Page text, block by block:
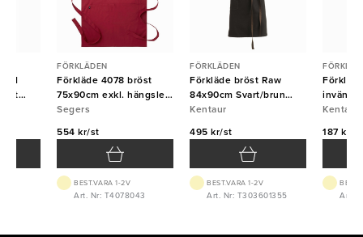
FÖRKLÄDEN
Förkläde 4078 bröst
75x90cm exkl. hängsle
Mörkröd Segers
Segers
554 kr/st
BEST.VARA 1-2V
Art. Nr: T4078043
FÖRKLÄDEN
Förkläde bröst Raw
84x90cm Svart/brun
Kentaur
Kentaur
495 kr/st
BEST.VARA 1-2V
Art. Nr: T303601355
Kentaur
187 kr/st
Art.